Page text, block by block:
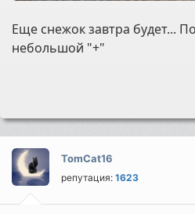
Еще снежок завтра будет...
небольшой "+"
TomCat16
репутация:1623